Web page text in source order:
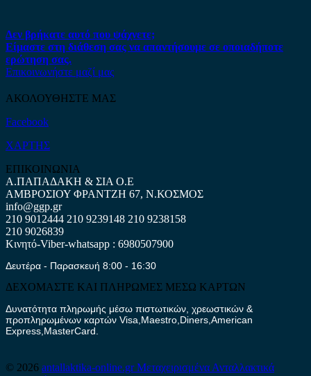
Δεν βρήκατε αυτό που ψάχνετε;
Είμαστε στη διάθεση σας να απαντήσουμε σε οποιαδήποτε
ερώτηση σας.
Επικοινωνήστε μαζί μας
ΑΚΟΛΟΥΘΗΣΤΕ ΜΑΣ
Facebook
ΧΑΡΤΗΣ
ΕΠΙΚΟΙΝΩΝΙΑ
Α.ΠΑΠΑΔΑΚΗ & ΣΙΑ Ο.Ε
ΑΜΒΡΟΣΙΟΥ ΦΡΑΝΤΖΗ 67, Ν.ΚΟΣΜΟΣ
info@ggp.gr
210 9012444 210 9239148 210 9238158
210 9026839
Κινητό-Viber-whatsapp : 6980507900
Δευτέρα - Παρασκευή 8:00 - 16:30
ΔΕΧΟΜΑΣΤΕ ΚΑΙ ΠΛΗΡΩΜΕΣ ΜΕΣΩ ΚΑΡΤΩΝ
Δυνατότητα πληρωμής μέσω πιστωτικών, χρεωστικών &
προπληρωμένων καρτών Visa,Maestro,Diners,American
Express,MasterCard.
© 2026 antallaktika-online.grΜεταχειρισμένα Ανταλλακτικά